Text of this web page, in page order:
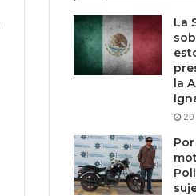
La
la